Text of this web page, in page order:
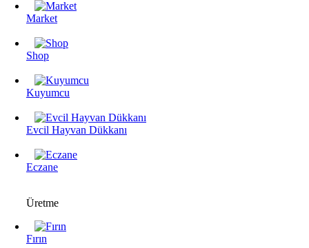
Market
Shop
Kuyumcu
Evcil Hayvan Dükkanı
Eczane
Üretme
Fırın